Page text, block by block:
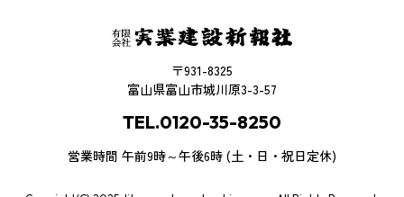
〒931-8325
富山県富山市城川原3-3-57
TEL.0120-35-8250
営業時間 午前9時～午後6時 (土・日・祝日定休)